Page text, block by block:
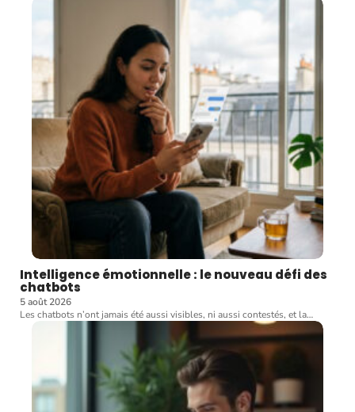
Intelligence émotionnelle : le nouveau défi des
chatbots
5 août 2026
Les chatbots n’ont jamais été aussi visibles, ni aussi contestés, et la…